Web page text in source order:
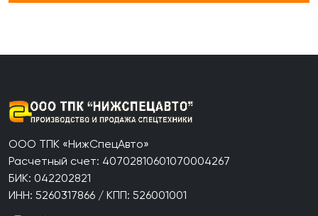
ООО ТПК «НижСпецАвто»
Расчетный счет: 40702810601070004267
БИК: 042202821
ИНН: 5260317866 / КПП: 526001001